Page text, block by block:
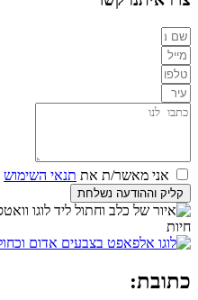
אני מאשר/ת את תנאי השימוש
קליק וההודעה נשלחת
כתובת: